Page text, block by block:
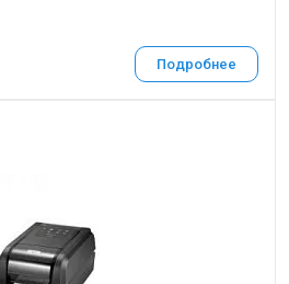
Подробнее